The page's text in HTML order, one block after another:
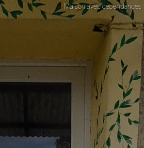
Maison avec dépendances